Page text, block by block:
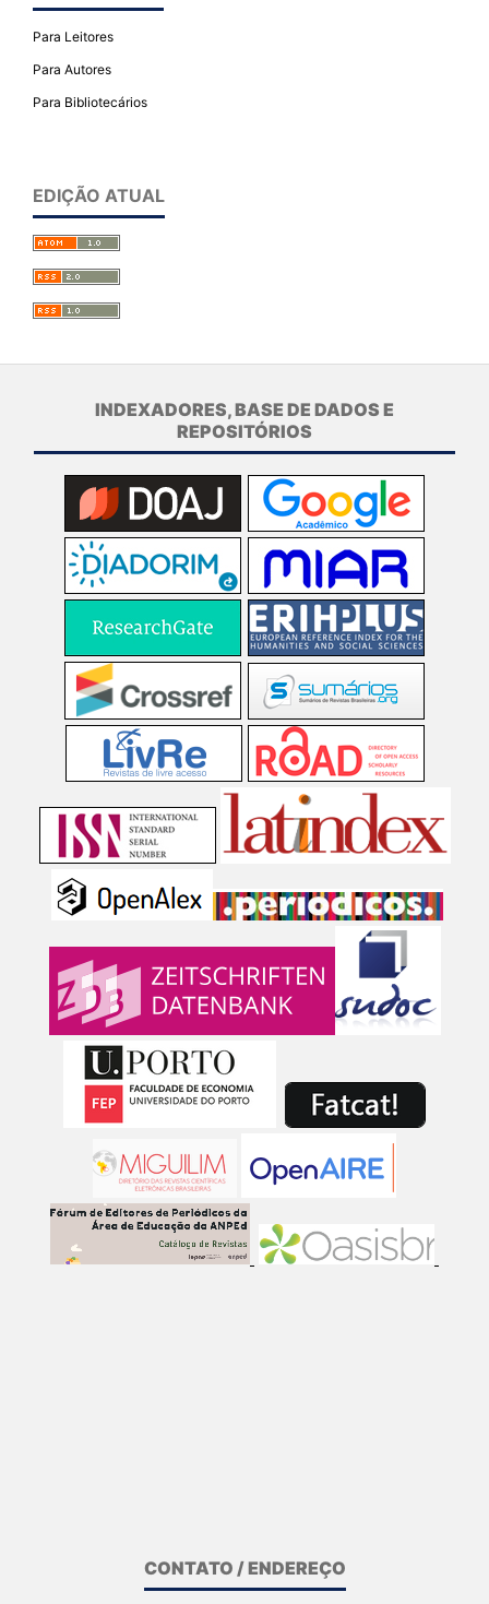
Para Leitores
Para Autores
Para Bibliotecários
EDIÇÃO ATUAL
INDEXADORES, BASE DE DADOS E
REPOSITÓRIOS
CONTATO / ENDEREÇO